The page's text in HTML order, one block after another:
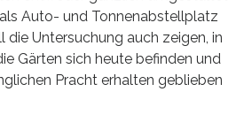
Auto- und Tonnenabstellplatz
Untersuchung auch zeigen, in
Gärten sich heute befinden und
Pracht erhalten geblieben